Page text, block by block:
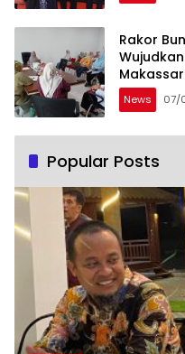
Rakor
Makassar
News 07/
Popular Posts